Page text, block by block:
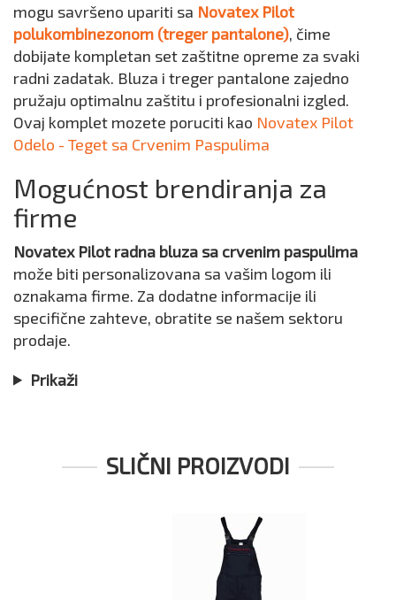
mogu savršeno upariti sa Novatex Pilot
polukombinezonom (treger pantalone), čime
dobijate kompletan set zaštitne opreme za svaki
radni zadatak. Bluza i treger pantalone zajedno
pružaju optimalnu zaštitu i profesionalni izgled.
Ovaj komplet mozete poruciti kao Novatex Pilot
Odelo - Teget sa Crvenim Paspulima
Mogućnost brendiranja za
firme
Novatex Pilot radna bluza sa crvenim paspulima
može biti personalizovana sa vašim logom ili
oznakama firme. Za dodatne informacije ili
specifične zahteve, obratite se našem sektoru
prodaje.
Prikaži
SLIČNI PROIZVODI